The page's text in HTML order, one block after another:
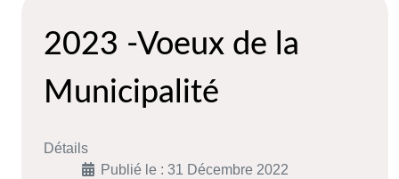
2023 -Voeux de la
Municipalité
Détails
Publié le : 31 Décembre 2022